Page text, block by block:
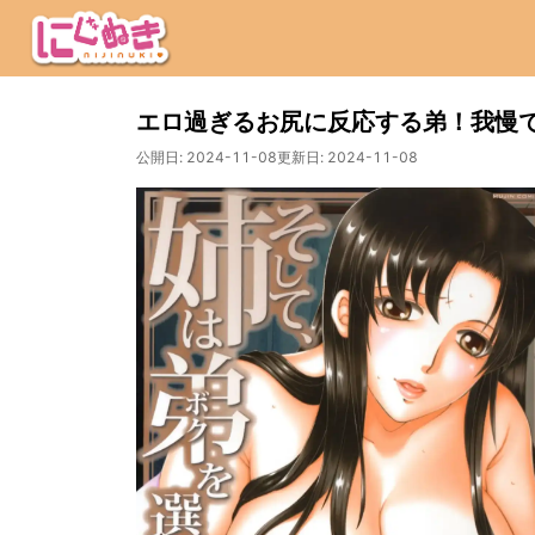
エロ過ぎるお尻に反応する弟！我慢
公開日: 2024-11-08更新日: 2024-11-08